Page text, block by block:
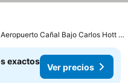
a 6.5 km de: Aeropuerto Cañal Bajo Carlos Hott Siebert
exactos
Ver precios